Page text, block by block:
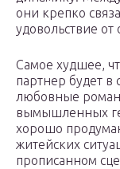
они крепко
удовольствие
Самое худшее,
партнер будет в
любовные
вымышленных
хорошо
житейских
прописанном